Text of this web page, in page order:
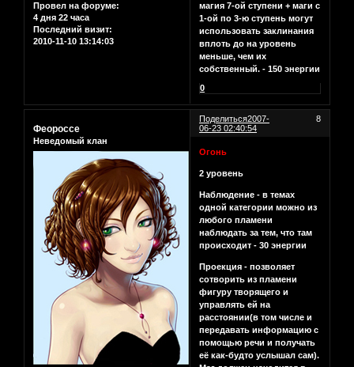
Провел на форуме:
4 дня 22 часа
Последний визит:
2010-11-10 13:14:03
магия 7-ой ступени + маги с
1-ой по 3-ю ступень могут
использовать заклинания
вплоть до на уровень
меньше, чем их
собственный. - 150 энергии
0
Поделиться 8
2007-
06-23 02:40:54
Феороссе
Неведомый клан
Огонь
2 уровень
Наблюдение - в темах
одной категории можно из
любого пламени
наблюдать за тем, что там
происходит - 30 энергии
Проекция - позволяет
сотворить из пламени
фигуру творящего и
управлять ей на
расстоянии(в том числе и
передавать информацию с
помощью речи и получать
её как-будто услышал сам).